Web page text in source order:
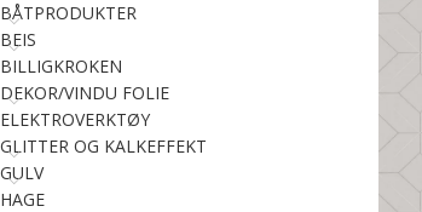
BÅTPRODUKTER
BEIS
BILLIGKROKEN
DEKOR/VINDU FOLIE
ELEKTROVERKTØY
GLITTER OG KALKEFFEKT
GULV
HAGE